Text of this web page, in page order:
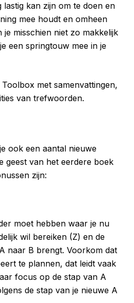
lastig kan zijn om te doen en
mee houdt en omheen
je misschien niet zo makkelijk
een springtouw mee in je
met samenvattingen,
van trefwoorden.
ook een aantal nieuwe
geest van het eerdere boek
zijn:
moet hebben waar je nu
wil bereiken (Z) en de
naar B brengt. Voorkom dat
te plannen, dat leidt vaak
focus op de stap van A
de stap van je nieuwe A